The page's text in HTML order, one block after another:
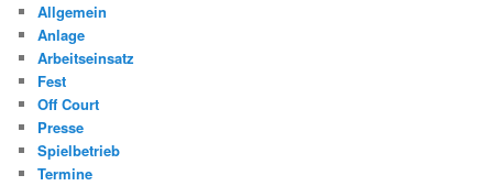
Allgemein
Anlage
Arbeitseinsatz
Fest
Off Court
Presse
Spielbetrieb
Termine